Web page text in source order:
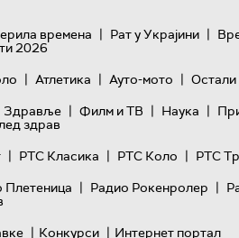
времена | Рат у Украјини |
2026
| Атлетика | Ауто-мото | Остали
Здравље | Филм и ТВ | Наука |
здрав
| РТС Класика | РТС Коло | РТС
Плетеница | Радио Рокенролер |
| Конкурси | Интернет портал